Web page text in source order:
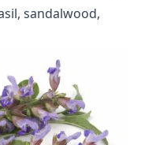
sandalwood,